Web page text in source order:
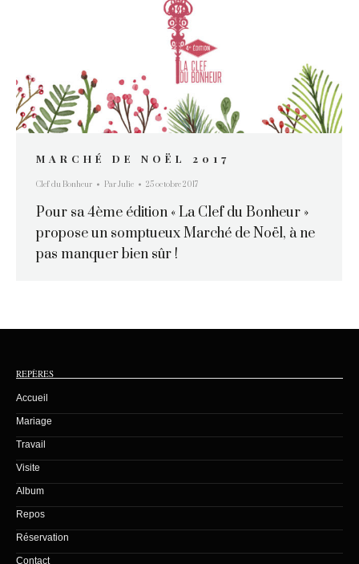
MARCHÉ DE NOËL 2017
Clef du Bonheur ParJulie 25 octobre 2017
Pour sa 4ème édition « La Clef du Bonheur »
propose un somptueux Marché de Noël, à ne
pas manquer bien sûr !
REPÈRES
Accueil
Mariage
Travail
Visite
Album
Repos
Réservation
Contact